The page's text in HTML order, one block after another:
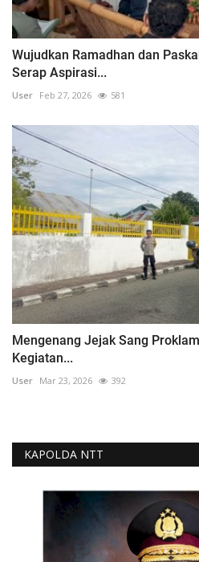
Wujudkan Ramadhan dan
Serap Aspirasi...
User Feb 27, 2026 581
Mengenang Jejak Sang
Kegiatan...
User Mar 23, 2026 392
KAPOLDA NTT